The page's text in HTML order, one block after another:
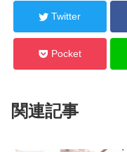
Twitter
Pocket
関連記事